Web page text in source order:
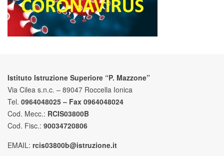
Istituto Istruzione Superiore “P. Mazzone”
Via Cilea s.n.c. – 89047 Roccella Ionica
Tel. 0964048025 – Fax 0964048024
Cod. Mecc.: RCIS03800B
Cod. Fisc.: 90034720806
EMAIL: rcis03800b@istruzione.it